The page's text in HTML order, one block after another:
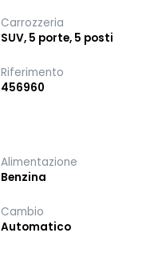
Carrozzeria
SUV, 5 porte, 5 posti
Riferimento
456960
Alimentazione
Benzina
Cambio
Automatico